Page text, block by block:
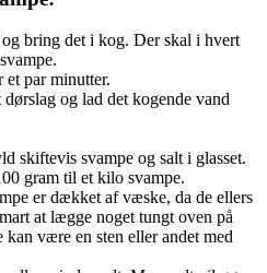
bring det i kog. Der skal i hvert
et par minutter.
og lad det kogende vand
skiftevis svampe og salt i glasset.
gram til et kilo svampe.
er dækket af væske, da de ellers
at lægge noget tungt oven på
kan være en sten eller andet med